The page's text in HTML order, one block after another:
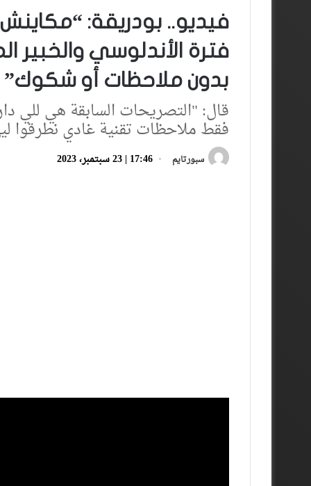
فيديو.. بودريقة:
فترة الأندلوسي والخبير
بدون ملاحظات أو شكوك”
قال: "التصريحات السابقة هي للي
فقط ملاحظات تقنية غادي نطرقوا
سبورتايم 17:46 | 23 سبتمبر، 2023